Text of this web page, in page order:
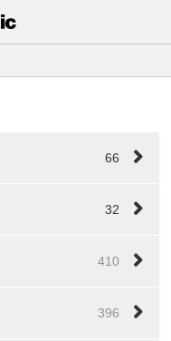
66
32
410
396